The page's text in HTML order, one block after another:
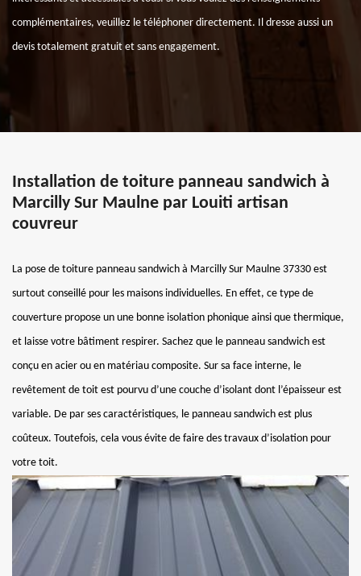
complémentaires, veuillez le téléphoner directement. Il dresse aussi un
devis totalement gratuit et sans engagement.
Installation de toiture panneau sandwich à
Marcilly Sur Maulne par Louiti artisan
couvreur
La pose de toiture panneau sandwich à Marcilly Sur Maulne 37330 est
surtout conseillé pour les maisons individuelles. En effet, ce type de
couverture propose un une bonne isolation phonique ainsi que thermique,
et laisse votre bâtiment respirer. Sachez que le panneau sandwich est
conçu en acier ou en matériau composite. Sur sa face interne, le
revêtement de toit est pourvu d’une couche d’isolant dont l’épaisseur est
variable. De par ses caractéristiques, le panneau sandwich est plus
coûteux. Toutefois, cela vous évite de faire des travaux d’isolation pour
votre toit.